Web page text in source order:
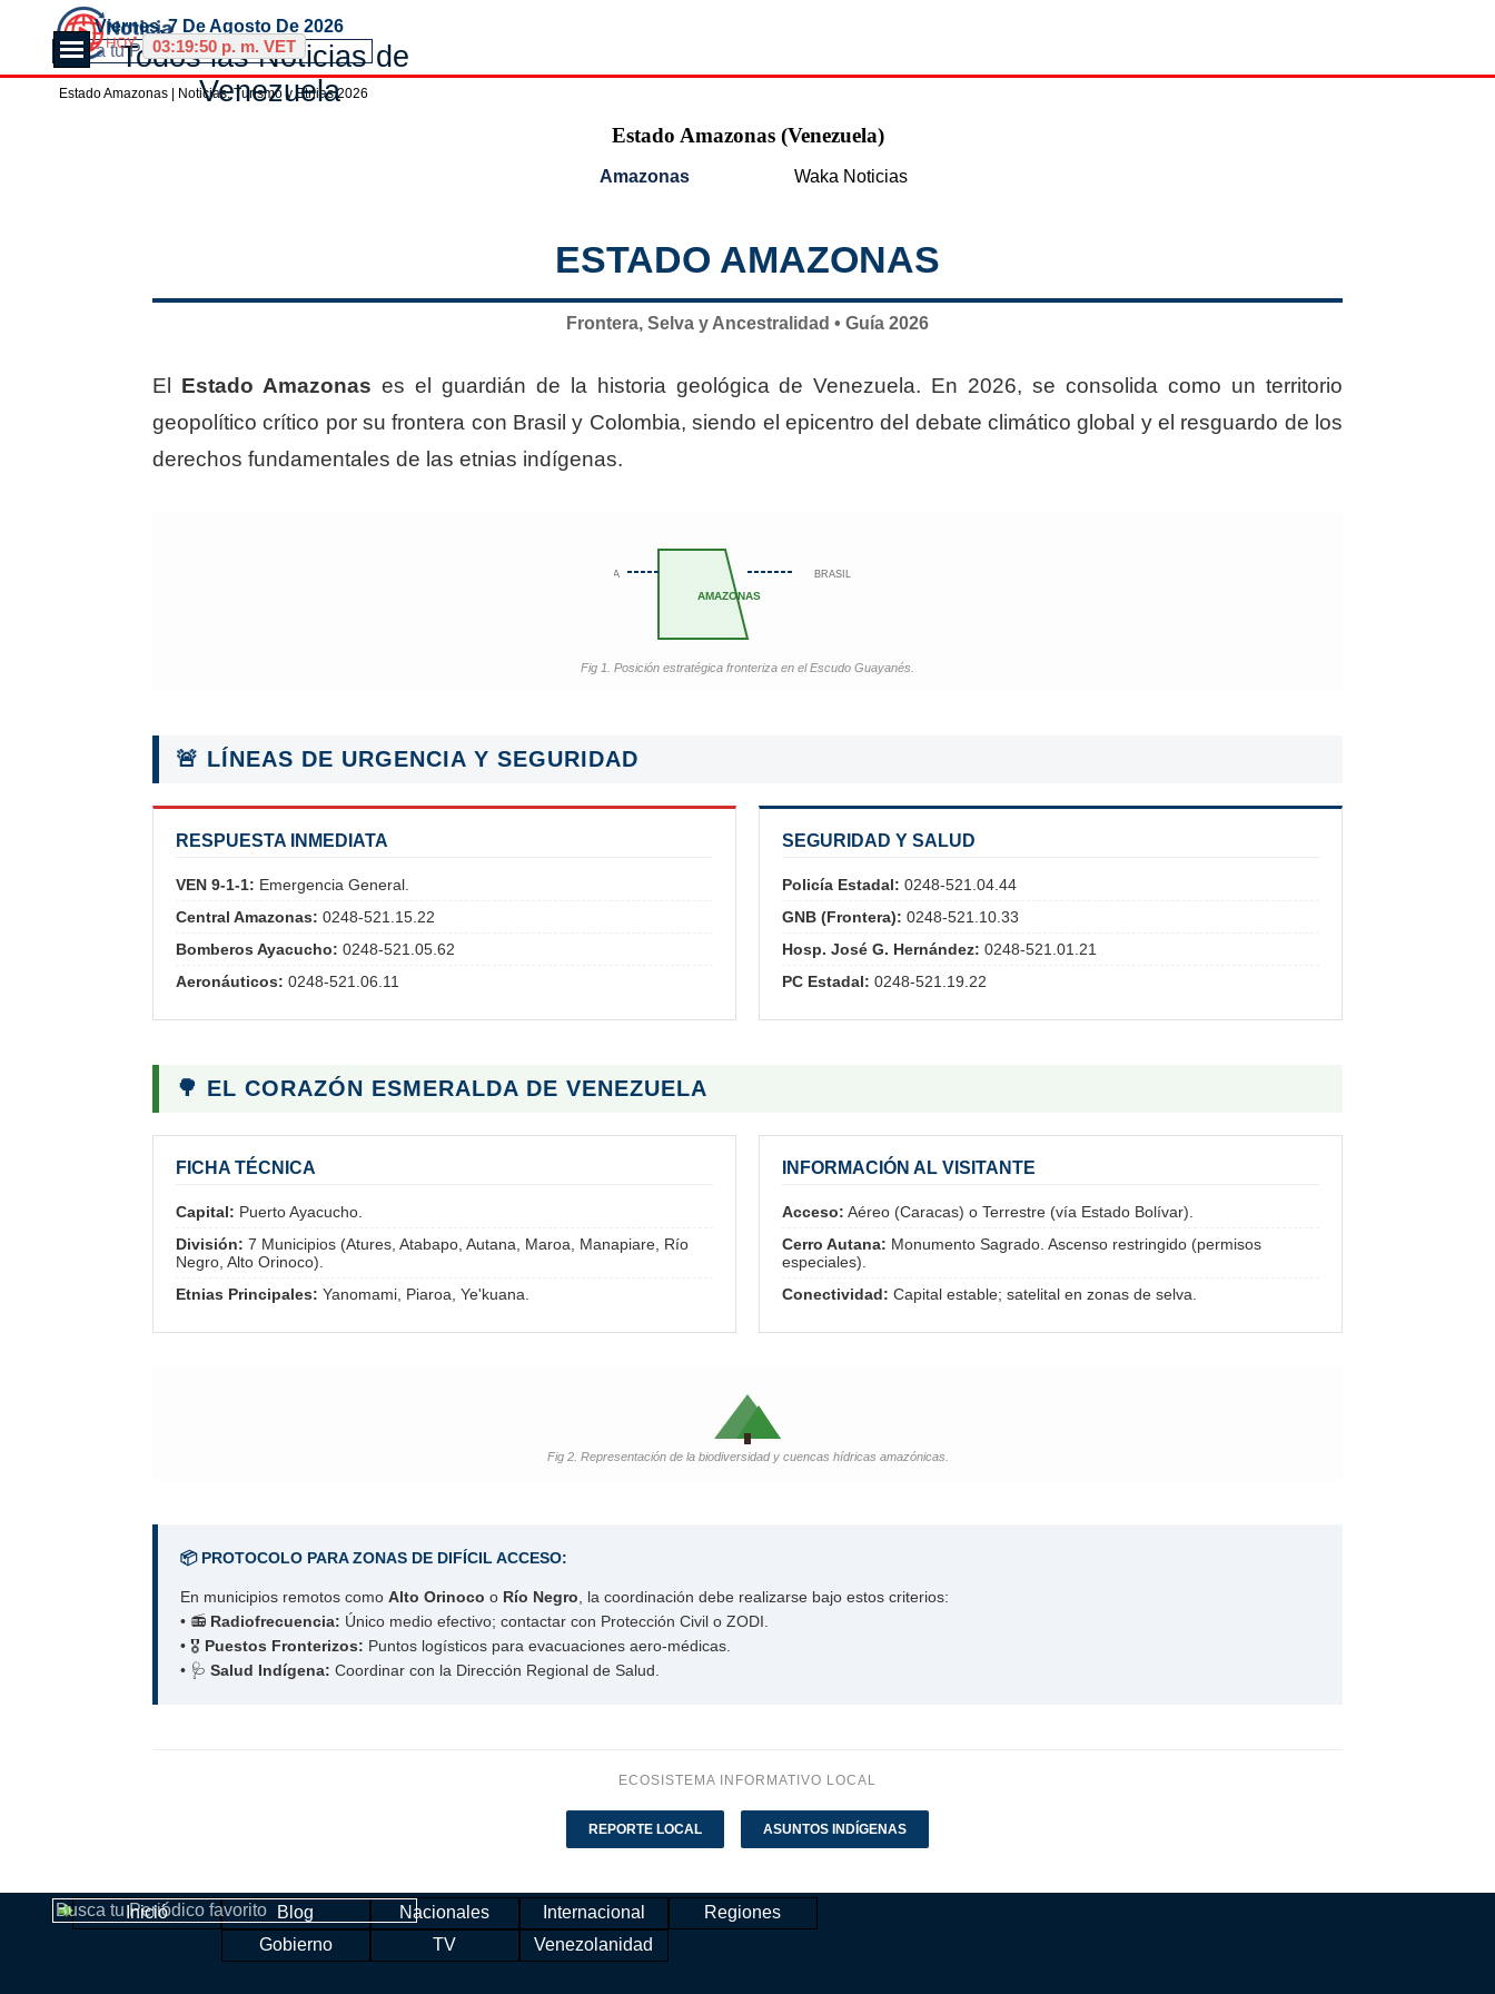
Vaya al Contenido
Todos las Noticias de
Venezuela
Viernes, 7 De Agosto De 2026
03:19:50 p. m. VET
Saltar menú
Estado Amazonas | Noticias, Turismo y Etnias 2026
Estado Amazonas (Venezuela)
Amazonas Waka Noticias
ESTADO AMAZONAS
Frontera, Selva y Ancestralidad • Guía 2026
El Estado Amazonas es el guardián de la historia geológica de Venezuela. En 2026, se consolida como un territorio
geopolítico crítico por su frontera con Brasil y Colombia, siendo el epicentro del debate climático global y el resguardo de los
derechos fundamentales de las etnias indígenas.
AMAZONAS
BRASIL
COLOMBIA
Fig 1. Posición estratégica fronteriza en el Escudo Guayanés.
🚨 LÍNEAS DE URGENCIA Y SEGURIDAD
RESPUESTA INMEDIATA
VEN 9-1-1: Emergencia General.
Central Amazonas: 0248-521.15.22
Bomberos Ayacucho: 0248-521.05.62
Aeronáuticos: 0248-521.06.11
SEGURIDAD Y SALUD
Policía Estadal: 0248-521.04.44
GNB (Frontera): 0248-521.10.33
Hosp. José G. Hernández: 0248-521.01.21
PC Estadal: 0248-521.19.22
🌳 EL CORAZÓN ESMERALDA DE VENEZUELA
FICHA TÉCNICA
Capital: Puerto Ayacucho.
División: 7 Municipios (Atures, Atabapo, Autana, Maroa, Manapiare, Río
Negro, Alto Orinoco).
Etnias Principales: Yanomami, Piaroa, Ye'kuana.
INFORMACIÓN AL VISITANTE
Acceso: Aéreo (Caracas) o Terrestre (vía Estado Bolívar).
Cerro Autana: Monumento Sagrado. Ascenso restringido (permisos
especiales).
Conectividad: Capital estable; satelital en zonas de selva.
Fig 2. Representación de la biodiversidad y cuencas hídricas amazónicas.
📦 PROTOCOLO PARA ZONAS DE DIFÍCIL ACCESO:
En municipios remotos como Alto Orinoco o Río Negro , la coordinación debe realizarse bajo estos criterios:
• 📻 Radiofrecuencia: Único medio efectivo; contactar con Protección Civil o ZODI.
• 🎖️ Puestos Fronterizos: Puntos logísticos para evacuaciones aero-médicas.
• 🩺 Salud Indígena: Coordinar con la Dirección Regional de Salud.
ECOSISTEMA INFORMATIVO LOCAL
REPORTE LOCAL ASUNTOS INDÍGENAS
Saltar menú
Inició Blog ▼
Nacionales ▼
Internacional ▼
Regiones
Gobierno
▼
TV ▼
Venezolanidad